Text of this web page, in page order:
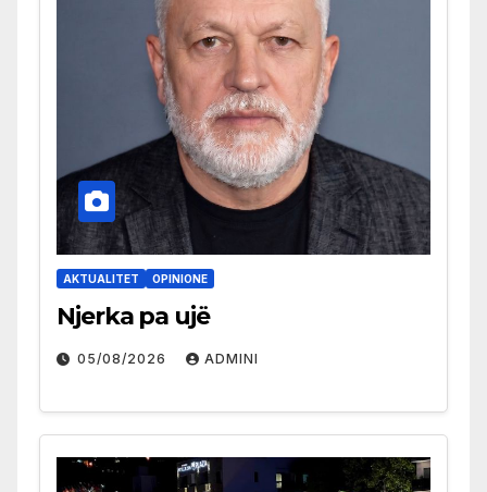
AKTUALITET OPINIONE
Njerka pa ujë
05/08/2026 ADMINI